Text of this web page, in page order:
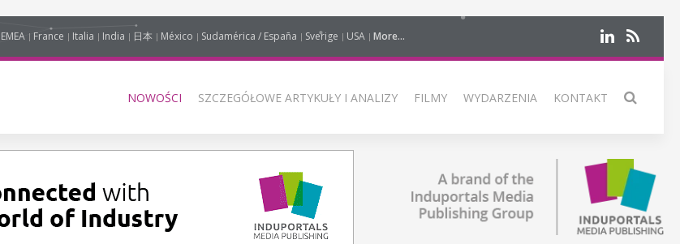
EMEA France Italia India 日本 México Sudamérica / España Sverige USA More...
NOWOŚCI SZCZEGÓŁOWE ARTYKUŁY I ANALIZY FILMY WYDARZENIA KONTAKT